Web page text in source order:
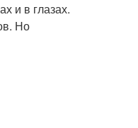
и в глазах.
Но